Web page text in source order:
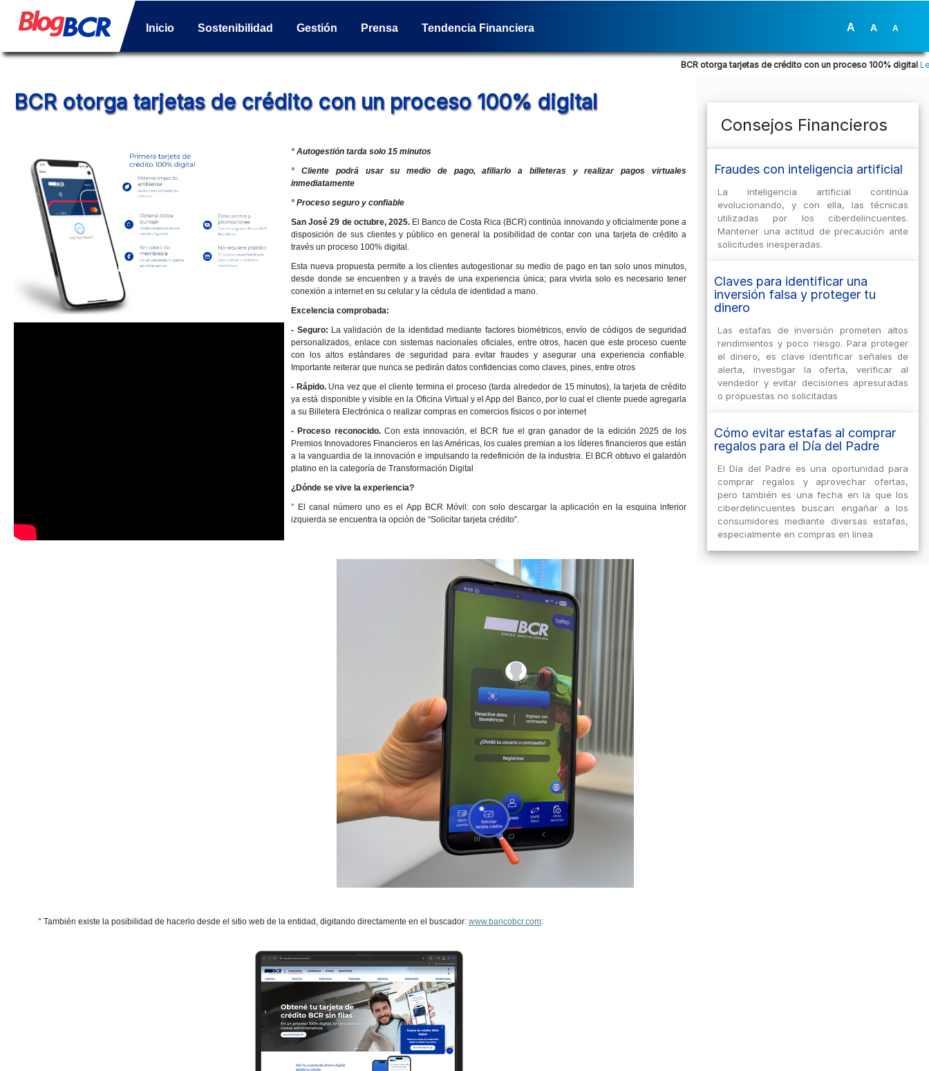
Inicio Sostenibilidad
Gestión
Prensa
Tendencia Financiera
A A A
BCR otorga tarjetas de crédito con un proceso 100% digitalLeer
BCR otorga tarjetas de crédito con un proceso 100% digital
° Autogestión tarda solo 15 minutos
° Cliente podrá usar su medio de pago, afiliarlo a billeteras y realizar pagos virtuales
inmediatamente
° Proceso seguro y confiable
San José 29 de octubre, 2025.El Banco de Costa Rica (BCR) continúa innovando y oficialmente pone a
disposición de sus clientes y público en general la posibilidad de contar con una tarjeta de crédito a
través un proceso 100% digital.
Esta nueva propuesta permite a los clientes autogestionar su medio de pago en tan solo unos minutos,
desde donde se encuentren y a través de una experiencia única; para vivirla solo es necesario tener
conexión a internet en su celular y la cédula de identidad a mano.
Excelencia comprobada:
- Seguro: La validación de la identidad mediante factores biométricos, envío de códigos de seguridad
personalizados, enlace con sistemas nacionales oficiales, entre otros, hacen que este proceso cuente
con los altos estándares de seguridad para evitar fraudes y asegurar una experiencia confiable.
Importante reiterar que nunca se pedirán datos confidencias como claves, pines, entre otros
- Rápido. Una vez que el cliente termina el proceso (tarda alrededor de 15 minutos), la tarjeta de crédito
ya está disponible y visible en la Oficina Virtual y el App del Banco, por lo cual el cliente puede agregarla
a su Billetera Electrónica o realizar compras en comercios físicos o por internet
- Proceso reconocido. Con esta innovación, el BCR fue el gran ganador de la edición 2025 de los
Premios Innovadores Financieros en las Américas, los cuales premian a los líderes financieros que están
a la vanguardia de la innovación e impulsando la redefinición de la industria. El BCR obtuvo el galardón
platino en la categoría de Transformación Digital
¿Dónde se vive la experiencia?
° El canal número uno es el App BCR Móvil: con solo descargar la aplicación en la esquina inferior
izquierda se encuentra la opción de “Solicitar tarjeta crédito”.
° También existe la posibilidad de hacerlo desde el sitio web de la entidad, digitando directamente en el buscador: www.bancobcr.com:
Consejos Financieros
Fraudes con inteligencia artificial
La inteligencia artificial continúa
evolucionando, y con ella, las técnicas
utilizadas por los ciberdelincuentes.
Mantener una actitud de precaución ante
solicitudes inesperadas.
Claves para identificar una
inversión falsa y proteger tu
dinero
Las estafas de inversión prometen altos
rendimientos y poco riesgo. Para proteger
el dinero, es clave identificar señales de
alerta, investigar la oferta, verificar al
vendedor y evitar decisiones apresuradas
o propuestas no solicitadas
Cómo evitar estafas al comprar
regalos para el Día del Padre
El Día del Padre es una oportunidad para
comprar regalos y aprovechar ofertas,
pero también es una fecha en la que los
ciberdelincuentes buscan engañar a los
consumidores mediante diversas estafas,
especialmente en compras en línea